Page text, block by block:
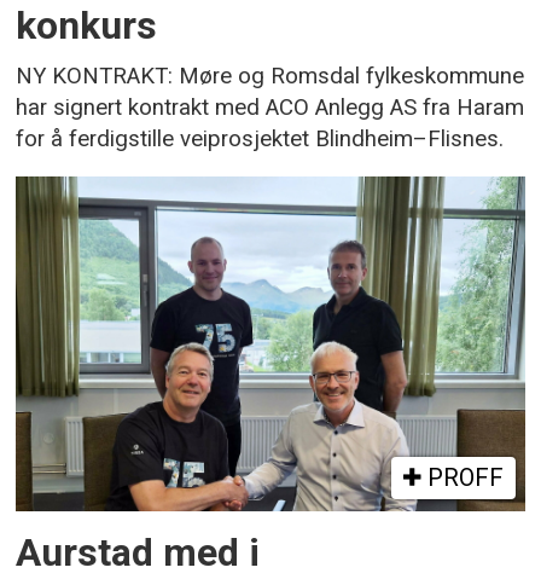
konkurs
NY KONTRAKT: Møre og Romsdal fylkeskommune
har signert kontrakt med ACO Anlegg AS fra Haram
for å ferdigstille veiprosjektet Blindheim–Flisnes.
PROFF
Aurstad med i